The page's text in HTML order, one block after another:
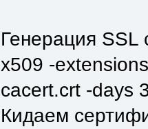
Генерация SSL
x509 -
cacert.crt -days
Кидаем